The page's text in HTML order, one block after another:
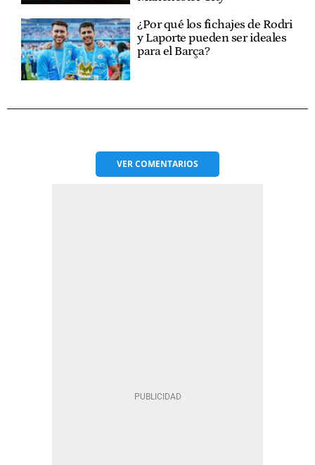
¿Por qué los fichajes de Rodri
y Laporte pueden ser ideales
para el Barça?
VERCOMENTARIOS